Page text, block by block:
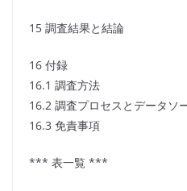
15 調査結果と結論
16 付録
16.1 調査方法
16.2 調査プロセスとデータソ
16.3 免責事項
*** 表一覧 ***